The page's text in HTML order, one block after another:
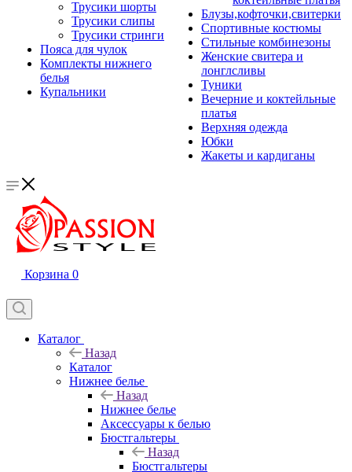
Трусики шорты
Трусики слипы
Трусики стринги
Пояса для чулок
Комплекты нижнего
белья
Купальники
Блузы,кофточки,свитерки
Спортивные костюмы
Стильные комбинезоны
Женские свитера и
лонглсливы
Туники
Вечерние и коктейльные
платья
Верхняя одежда
Юбки
Жакеты и кардиганы
Корзина 0
Каталог
Назад
Каталог
Нижнее белье
Назад
Нижнее белье
Аксессуары к белью
Бюстгальтеры
Назад
Бюстгальтеры